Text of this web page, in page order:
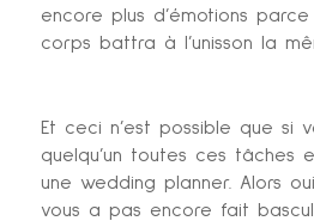
encore plus d’émotions
corps battra à l’unisson la
Et ceci n’est possible que si
quelqu’un toutes ces tâches
une wedding planner. Alors
vous a pas encore fait